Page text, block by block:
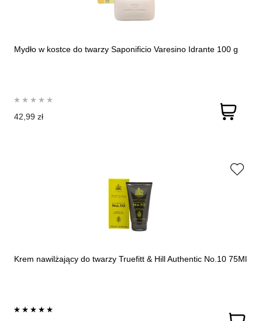
Mydło w kostce do twarzy Saponificio Varesino Idrante 100 g
42,99 zł
Krem nawilżający do twarzy Truefitt & Hill Authentic No.10 75Ml